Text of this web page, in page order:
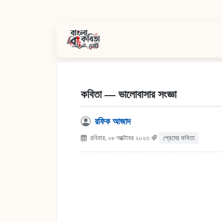
কবিতা — ভালোবাসার সংজ্ঞা
রফিক আজাদ
রবিবার, ০৮ অক্টোবর ২০২৩ প্রেমের কবিতা